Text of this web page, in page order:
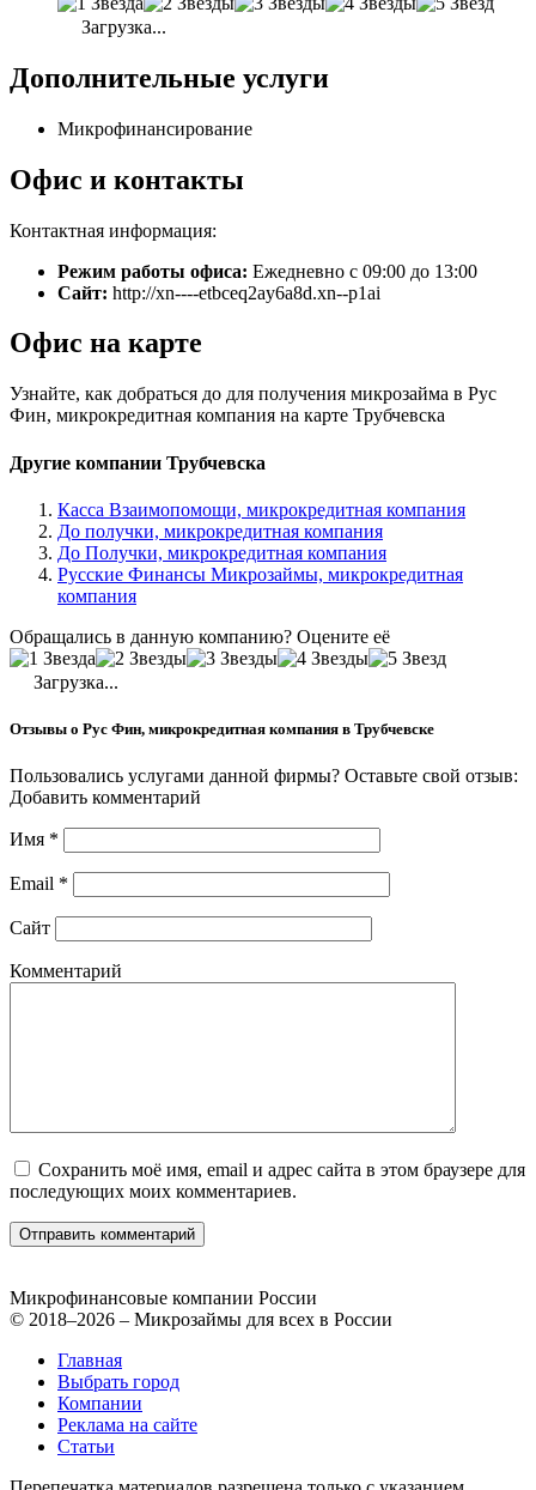
Загрузка...
Дополнительные услуги
Микрофинансирование
Офис и контакты
Контактная информация:
Режим работы офиса: Ежедневно с 09:00 до 13:00
Сайт: http://xn----etbceq2ay6a8d.xn--p1ai
Офис на карте
Узнайте, как добраться до для получения микрозайма в Рус
Фин, микрокредитная компания на карте Трубчевска
Другие компании Трубчевска
Касса Взаимопомощи, микрокредитная компания
До получки, микрокредитная компания
До Получки, микрокредитная компания
Русские Финансы Микрозаймы, микрокредитная
компания
Обращались в данную компанию? Оцените её
Загрузка...
Отзывы о Рус Фин, микрокредитная компания в Трубчевске
Пользовались услугами данной фирмы? Оставьте свой отзыв:
Добавить комментарий
Имя *
Email *
Сайт
Комментарий
Сохранить моё имя, email и адрес сайта в этом браузере для
последующих моих комментариев.
Микрофинансовые компании России
© 2018–2026 – Микрозаймы для всех в России
Главная
Выбрать город
Компании
Реклама на сайте
Статьи